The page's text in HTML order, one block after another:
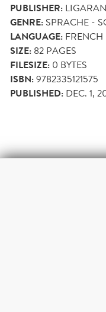
PUBLISHER: LIGARAN
GENRE: SPRACHE -
LANGUAGE: FRENCH
SIZE: 82 PAGES
FILESIZE: 0 BYTES
ISBN:9782335121575
PUBLISHED: DEC. 1,